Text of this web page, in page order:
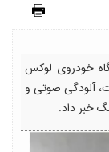
شهرستان رشت از توقیف ۳ دستگاه خودروی لوکس
آلودگی صوتی و
خبر داد.